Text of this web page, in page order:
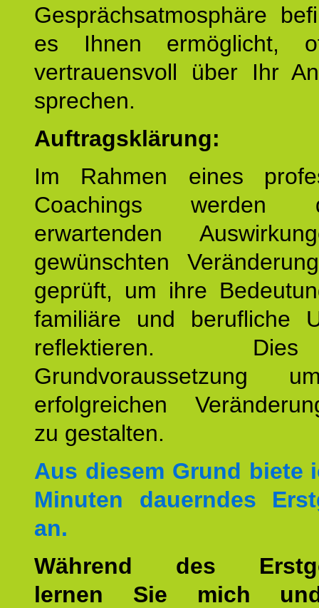
Gesprächsatmosphäre
es Ihnen ermöglicht,
vertrauensvoll über Ihr
sprechen.
Auftragsklärung:
Im Rahmen eines
Coachings
erwartenden
gewünschten
geprüft, um ihre
familiäre und berufliche
reflektieren.
Grundvoraussetzung
erfolgreichen
zu gestalten.
Aus diesem Grund biete
Minuten dauerndes
an.
Während des
lernen Sie mich